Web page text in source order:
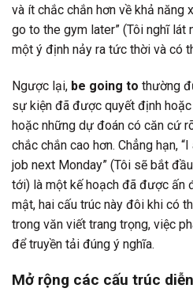
và ít chắc chắn hơn về khả năng
go to the gym later” (Tôi nghĩ
một ý định nảy ra tức thời và có
Ngược lại, be going to thường
sự kiện đã được quyết định
hoặc những dự đoán có căn cứ
chắc chắn cao hơn. Chẳng hạn,
job next Monday” (Tôi sẽ bắt
tới) là một kế hoạch đã được ấn
mật, hai cấu trúc này đôi khi có
trong văn viết trang trọng, việc
để truyền tải đúng ý nghĩa.
Mở rộng các cấu trúc